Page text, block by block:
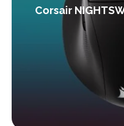
Corsair